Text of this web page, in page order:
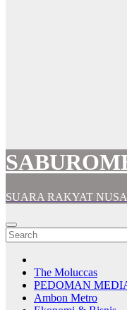
SUARA RAKYAT
The Moluccas
PEDOMAN
Ambon Metro